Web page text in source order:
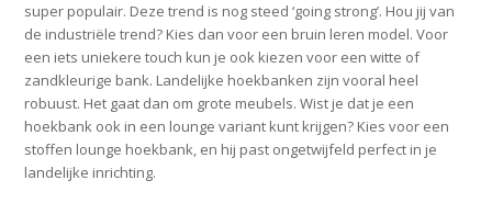
super populair. Deze trend is nog steed ‘going strong’. Hou jij van
de industriële trend? Kies dan voor een bruin leren model. Voor
een iets uniekere touch kun je ook kiezen voor een witte of
zandkleurige bank. Landelijke hoekbanken zijn vooral heel
robuust. Het gaat dan om grote meubels. Wist je dat je een
hoekbank ook in een lounge variant kunt krijgen? Kies voor een
stoffen lounge hoekbank, en hij past ongetwijfeld perfect in je
landelijke inrichting.